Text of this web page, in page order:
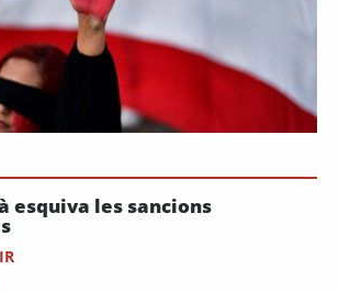
esquiva les sancions